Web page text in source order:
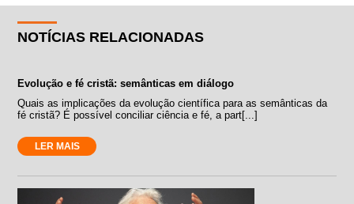
NOTÍCIAS RELACIONADAS
Evolução e fé cristã: semânticas em diálogo
Quais as implicações da evolução científica para as semânticas da
fé cristã? É possível conciliar ciência e fé, a part[...]
LER MAIS